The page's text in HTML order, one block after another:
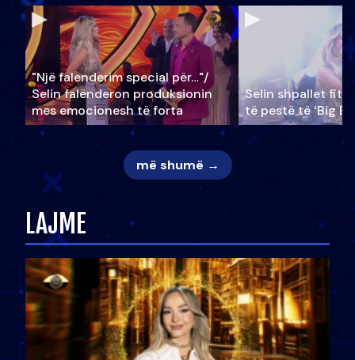
"Një falenderim special për…"/
Selin falënderon produksionin
mes emocionesh të forta
Selin shpallet
të pestë të ‘Big
më shumë →
LAJME